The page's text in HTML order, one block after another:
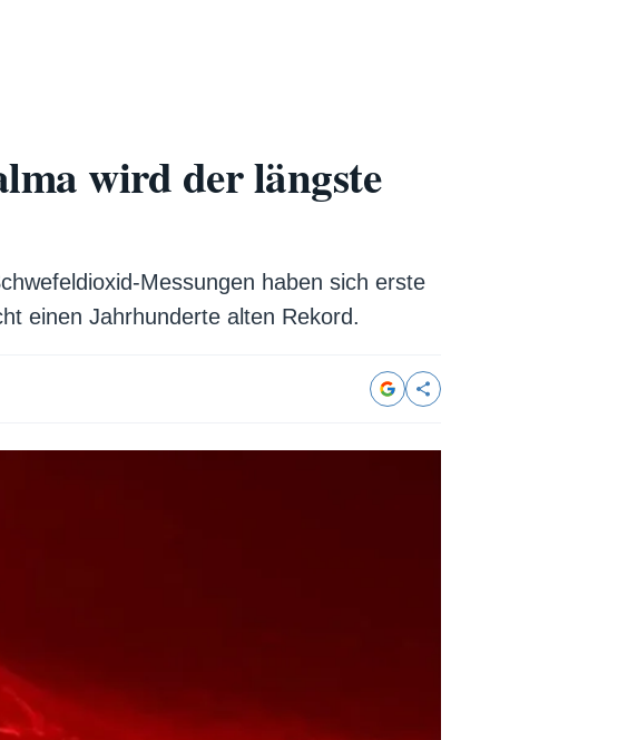
wird der längste
Messungen haben sich erste
einen Jahrhunderte alten Rekord.